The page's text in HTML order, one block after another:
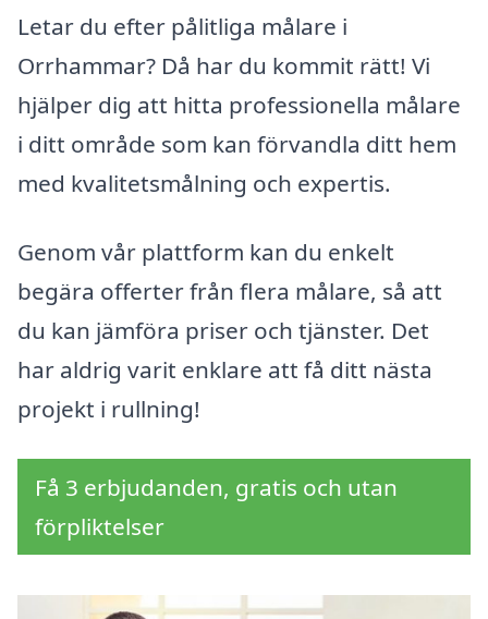
Letar du efter pålitliga målare i
Orrhammar? Då har du kommit rätt! Vi
hjälper dig att hitta professionella målare
i ditt område som kan förvandla ditt hem
med kvalitetsmålning och expertis.
Genom vår plattform kan du enkelt
begära offerter från flera målare, så att
du kan jämföra priser och tjänster. Det
har aldrig varit enklare att få ditt nästa
projekt i rullning!
Få 3 erbjudanden, gratis och utan
förpliktelser